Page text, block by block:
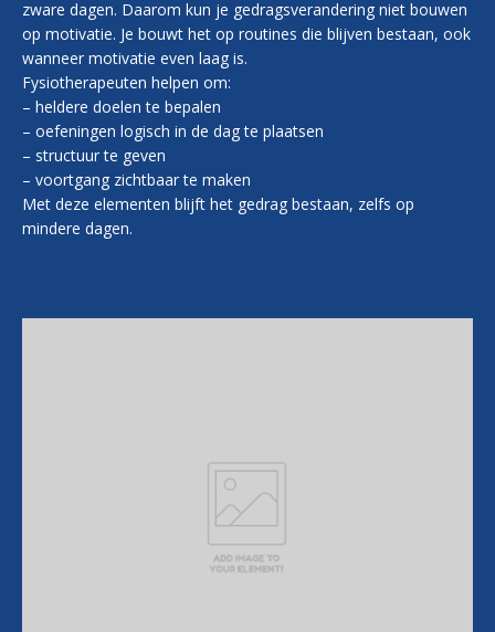
zware dagen. Daarom kun je gedragsverandering niet bouwen
op motivatie. Je bouwt het op routines die blijven bestaan, ook
wanneer motivatie even laag is.
Fysiotherapeuten helpen om:
– heldere doelen te bepalen
– oefeningen logisch in de dag te plaatsen
– structuur te geven
– voortgang zichtbaar te maken
Met deze elementen blijft het gedrag bestaan, zelfs op
mindere dagen.